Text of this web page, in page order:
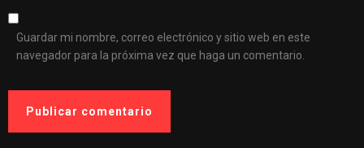
Guardar mi nombre, correo electrónico y sitio web en este
navegador para la próxima vez que haga un comentario.